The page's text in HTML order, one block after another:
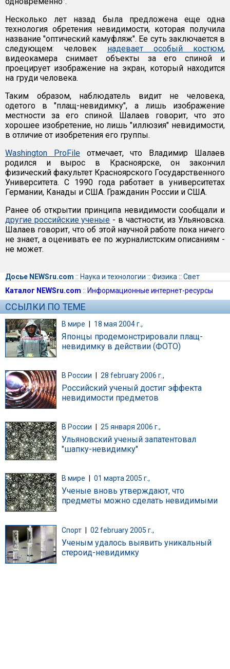
Несколько лет назад была предложена еще одна
технология обретения невидимости, которая получила
название "оптический камуфляж". Ее суть заключается в
следующем: человек надевает особый костюм,
видеокамера снимает объекты за его спиной и
проецирует изображение на экран, который находится
на груди человека.
Таким образом, наблюдатель видит не человека,
одетого в "плащ-невидимку", а лишь изображение
местности за его спиной. Шалаев говорит, что это
хорошее изобретение, но лишь "иллюзия" невидимости,
в отличие от изобретения его группы.
Washington ProFileотмечает, что Владимир Шалаев
родился и вырос в Красноярске, он закончил
физический факультет Красноярского Государственного
Университета. С 1990 года работает в университетах
Германии, Канады и США. Гражданин России и США.
Ранее об открытии принципа невидимости сообщали и
другие российские ученые - в частности, из Ульяновска.
Шалаев говорит, что об этой научной работе пока ничего
не знает, а оценивать ее по журналистским описаниям -
не может.
Досье NEWSru.com :: Наука и технологии :: Физика :: Свет
Каталог NEWSru.com :: Информационные интернет-ресурсы
ССЫЛКИ ПО ТЕМЕ
В мире | 18 мая 2004 г.,
Японцы продемонстрировали плащ-
невидимку в действии (ФОТО)
В России 28 february 2006 г.,
Российский ученый достиг эффекта
невидимости предметов
В России 25 января 2006 г.,
Ульяновский ученый запатентовал
"шапку-невидимку"
В мире 01 марта 2005 г.,
Ученые вновь утверждают, что
предметы можно сделать невидимыми
Спорт | 02 february 2005 г.,
Ученым удалось выявить уникальный
стероид-невидимку